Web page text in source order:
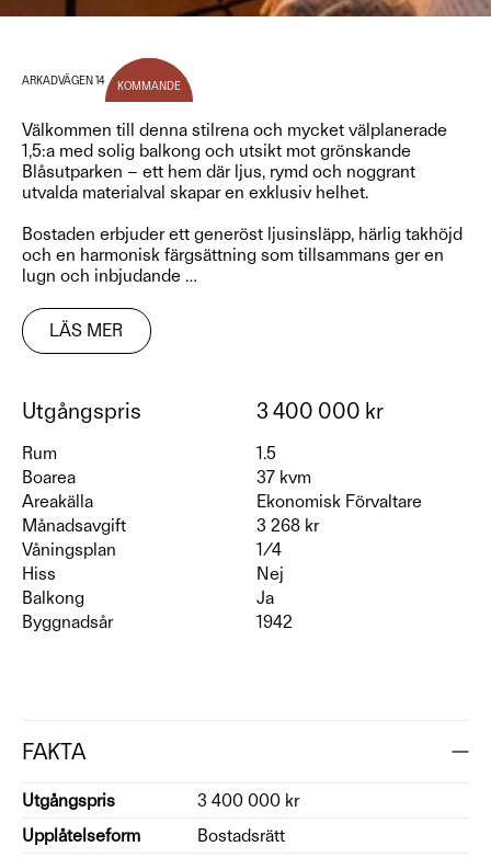
ARKADVÄGEN 14 KOMMANDE
Välkommen till denna stilrena och mycket välplanerade
1,5:a med solig balkong och utsikt mot grönskande
Blåsutparken – ett hem där ljus, rymd och noggrant
utvalda materialval skapar en exklusiv helhet.
Bostaden erbjuder ett generöst ljusinsläpp, härlig takhöjd
och en harmonisk färgsättning som tillsammans ger en
lugn och inbjudande …
LÄS MER
Utgångspris 3 400 000 kr
Rum
1.5
Boarea
37 kvm
Areakälla
Ekonomisk Förvaltare
Månadsavgift
3 268 kr
Våningsplan
1/4
Hiss
Nej
Balkong
Ja
Byggnadsår
1942
FAKTA
Utgångspris
3 400 000 kr
Upplåtelseform
Bostadsrätt